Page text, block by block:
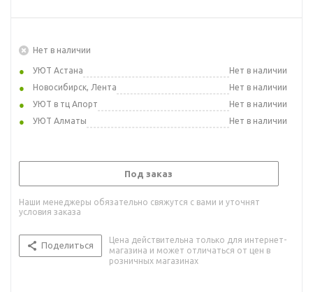
Нет в наличии
УЮТ Астана
Нет в наличии
Новосибирск, Лента
Нет в наличии
УЮТ в тц Апорт
Нет в наличии
УЮТ Алматы
Нет в наличии
Под заказ
Наши менеджеры обязательно свяжутся с вами и уточнят
условия заказа
Поделиться
Цена действительна только для интернет-
магазина и может отличаться от цен в
розничных магазинах